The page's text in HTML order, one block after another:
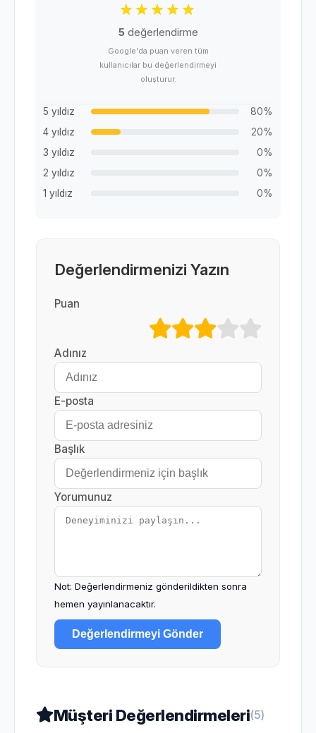
5 değerlendirme
Google'da puan veren tüm
kullanıcılar bu değerlendirmeyi
oluşturur.
5 yıldız
80%
4 yıldız
20%
3 yıldız
0%
2 yıldız
0%
1 yıldız
0%
Değerlendirmenizi Yazın
Puan
Adınız
E-posta
Başlık
Yorumunuz
Not: Değerlendirmeniz gönderildikten sonra
hemen yayınlanacaktır.
Değerlendirmeyi Gönder
Müşteri Değerlendirmeleri(5)